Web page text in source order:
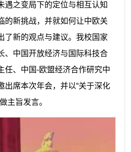
遇之变局下的定位与相互认知
的新挑战，并就如何让中欧关
了新的观点与建议。我校国家
、中国开放经济与国际科技合
任、中国-欧盟经济合作研究中
出席本次年会，并以“关于深化
主旨发言。